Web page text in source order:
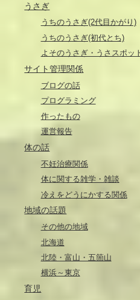
うさぎ
うちのうさぎ(2代目かがり)
うちのうさぎ(初代とち)
よそのうさぎ・うさスポッ
サイト管理関係
ブログの話
プログラミング
作ったもの
運営報告
体の話
不妊治療関係
体に関する雑学・雑談
冷えをどうにかする関係
地域の話題
その他の地域
北海道
北陸・富山・五箇山
横浜～東京
育児